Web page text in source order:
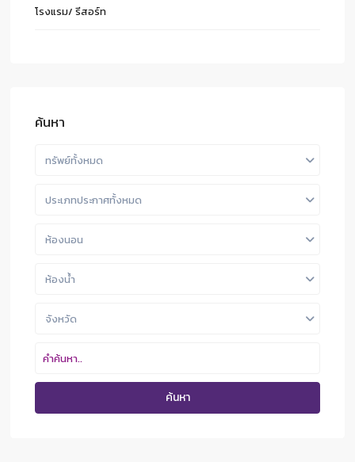
โรงแรม/ รีสอร์ท
ค้นหา
ทรัพย์ทั้งหมด
ประเภทประกาศทั้งหมด
ห้องนอน
ห้องน้ำ
จังหวัด
ค้นหา